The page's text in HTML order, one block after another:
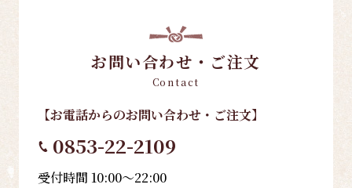
お問い合わせ・ご注文
Contact
【お電話からのお問い合わせ・ご注文】
0853-22-2109
受付時間 10:00～22:00